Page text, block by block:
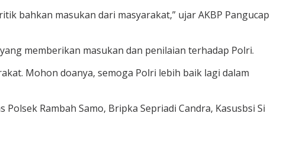
bahkan masukan dari masyarakat,” ujar AKBP Pangucap
memberikan masukan dan penilaian terhadap Polri.
Mohon doanya, semoga Polri lebih baik lagi dalam
Rambah Samo, Bripka Sepriadi Candra, Kasusbsi Si